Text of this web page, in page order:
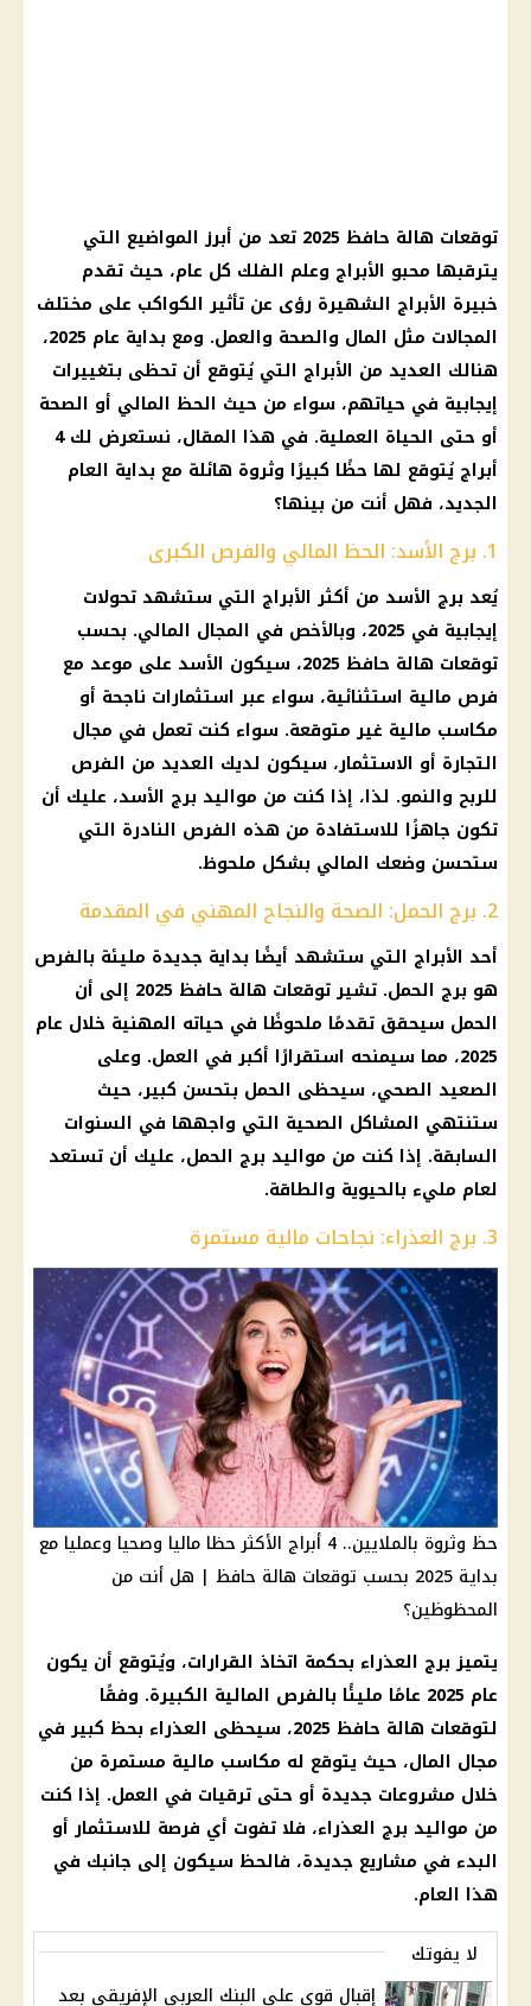
توقعات هالة حافظ 2025
تعد من أبرز المواضيع التي
يترقبها محبو الأبراج وعلم الفلك كل عام، حيث تقدم
خبيرة الأبراج الشهيرة رؤى عن تأثير الكواكب على مختلف
المجالات مثل المال
والصحة والعمل. ومع بداية عام 2025،
هنالك العديد من الأبراج التي يُتوقع أن تحظى بتغييرات
إيجابية في حياتهم، سواء من حيث الحظ المالي أو الصحة
أو حتى الحياة العملية. في هذا المقال، نستعرض لك 4
أبراج يُتوقع لها حظًا كبيرًا وثروة هائلة مع بداية العام
الجديد، فهل أنت من بينها؟
1. برج الأسد: الحظ المالي والفرص الكبرى
يُعد برج الأسد من أكثرالأبراج التي ستشهد تحولات
إيجابية في 2025، وبالأخص في المجال المالي. بحسب
توقعات هالة حافظ 2025
، سيكون الأسد على موعد مع
فرص مالية استثنائية، سواء عبراستثمارات ناجحة أو
مكاسب مالية غير متوقعة. سواء كنت تعمل في مجال
التجارة أو الاستثمار، سيكون لديك العديد من الفرص
للربح والنمو. لذا، إذا كنت من مواليد برج الأسد، عليك أن
تكون جاهزًا للاستفادة من هذه الفرص النادرة التي
ستحسن وضعك المالي بشكل ملحوظ.
2. برج الحمل: الصحة والنجاح المهني في المقدمة
أحد الأبراج التي ستشهد أيضًا بداية جديدة مليئة بالفرص
هو برج الحمل. تشيرتوقعات هالة حافظ
2025 إلى أن
الحمل سيحقق تقدمًا ملحوظًا في حياته المهنية خلال عام
2025، مما سيمنحه استقرارًا أكبر في العمل. وعلى
الصعيد الصحي، سيحظى الحمل بتحسن كبير، حيث
ستنتهي المشاكل الصحية التي واجهها في السنوات
السابقة. إذا كنت من مواليد برج الحمل، عليك أن تستعد
لعام مليء بالحيوية والطاقة.
3. برج العذراء: نجاحات مالية مستمرة
حظ وثروة بالملايين.. 4 أبراج الأكثر حظا ماليا وصحيا وعمليا مع
بداية 2025 بحسب توقعات هالة حافظ | هل أنت من
المحظوظين؟
يتميزبرج العذراء بحكمة اتخاذ القرارات، ويُتوقع أن يكون
عام 2025 عامًا مليئًا بالفرص
المالية الكبيرة. وفقًا
لتوقعات هالة حافظ العذراء بحظ كبير في
مجال المال، حيث يتوقع له مكاسب مالية مستمرة من
خلال مشروعات جديدة أو حتى ترقيات في العمل. إذا كنت
من مواليد برج العذراء، فلا تفوت أي فرصة للاستثمار أو
البدء في مشاريع جديدة، فالحظ سيكون إلى جانبك في
هذا العام.
لا يفوتك
إقبال قوي على البنك العربي الإفريقي بعد